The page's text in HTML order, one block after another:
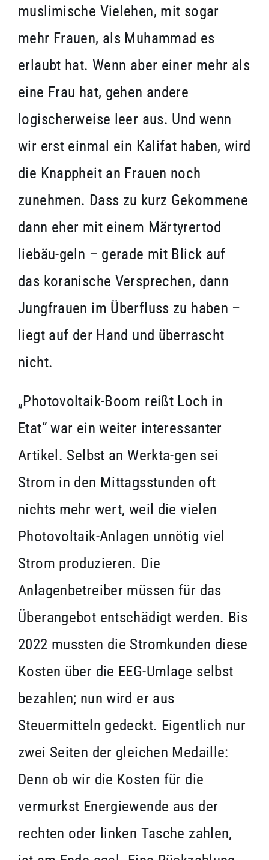
muslimische Vielehen, mit sogar
mehr Frauen, als Muhammad es
erlaubt hat. Wenn aber einer mehr als
eine Frau hat, gehen andere
logischerweise leer aus. Und wenn
wir erst einmal ein Kalifat haben, wird
die Knappheit an Frauen noch
zunehmen. Dass zu kurz Gekommene
dann eher mit einem Märtyrertod
liebäu-geln – gerade mit Blick auf
das koranische Versprechen, dann
Jungfrauen im Überfluss zu haben –
liegt auf der Hand und überrascht
nicht.
„Photovoltaik-Boom reißt Loch in
Etat“ war ein weiter interessanter
Artikel. Selbst an Werkta-gen sei
Strom in den Mittagsstunden oft
nichts mehr wert, weil die vielen
Photovoltaik-Anlagen unnötig viel
Strom produzieren. Die
Anlagenbetreiber müssen für das
Überangebot entschädigt werden. Bis
2022 mussten die Stromkunden diese
Kosten über die EEG-Umlage selbst
bezahlen; nun wird er aus
Steuermitteln gedeckt. Eigentlich nur
zwei Seiten der gleichen Medaille:
Denn ob wir die Kosten für die
vermurkst Energiewende aus der
rechten oder linken Tasche zahlen,